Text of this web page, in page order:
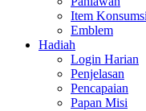
Item Konsumsi
Emblem
Hadiah
Login Harian
Penjelasan
Pencapaian
Papan Misi